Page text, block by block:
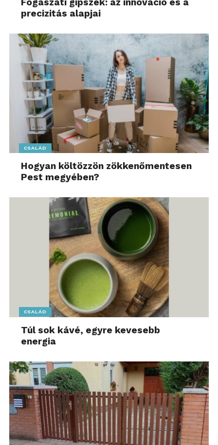
precizitás alapjai
CSALÁD
Hogyan költözzön zökkenőmentesen
Pest megyében?
CSALÁD
Túl sok kávé, egyre kevesebb
energia